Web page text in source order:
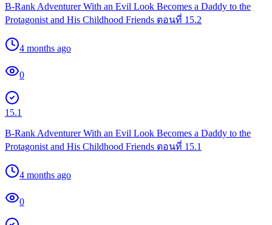
B-Rank Adventurer With an Evil Look Becomes a Daddy to the
Protagonist and His Childhood Friends ตอนที่ 15.2
4 months ago
0
15.1
B-Rank Adventurer With an Evil Look Becomes a Daddy to the
Protagonist and His Childhood Friends ตอนที่ 15.1
4 months ago
0